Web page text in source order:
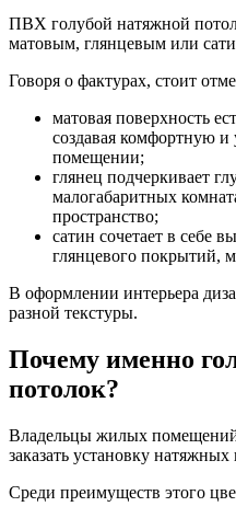
ПВХ голубой натяжной
матовым, глянцевым или
Говоря о фактурах, стоит
матовая поверхность
создавая комфортную
помещении;
глянец подчеркивает
малогабаритных
пространство;
сатин сочетает в себе
глянцевого покрытий,
В оформлении интерьера
разной текстуры.
Почему именно
потолок?
Владельцы жилых
заказать установку
Среди преимуществ этого